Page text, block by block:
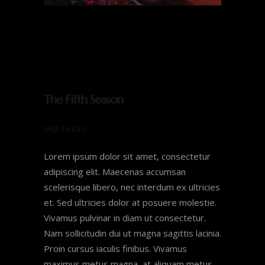
The Fifth Season
Lorem ipsum dolor sit amet, consectetur
adipiscing elit. Maecenas accumsan
scelerisque libero, nec interdum ex ultricies
et. Sed ultricies dolor at posuere molestie.
Vivamus pulvinar in diam ut consectetur.
Nam sollicitudin dui ut magna sagittis lacinia.
Proin cursus iaculis finibus. Vivamus